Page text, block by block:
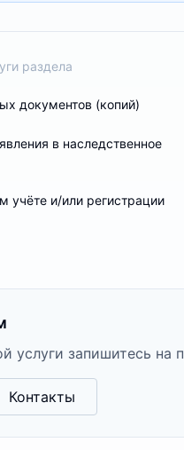
раздела
документов (копий)
в наследственное
учёте и/или регистрации
услуги запишитесь на
Контакты